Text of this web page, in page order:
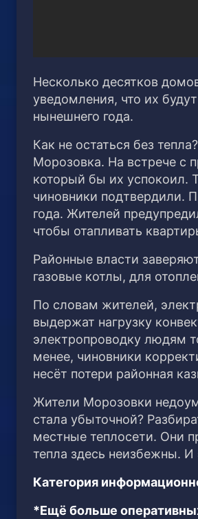
Несколько десятков
уведомления, что их
нынешнего года.
Как не остаться без
Морозовка. На встрече с
который бы их успокоил.
чиновники подтвердили.
года. Жителей
чтобы отапливать
Районные власти
газовые котлы, для
По словам жителей,
выдержат нагрузку
электропроводку людям
менее, чиновники
несёт потери районная
Жители Морозовки
стала убыточной?
местные теплосети. Они
тепла здесь неизбежны. И
Категория
*Ещё больше